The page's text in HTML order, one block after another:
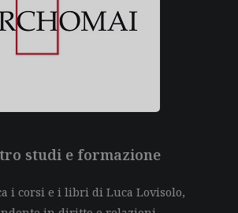
studi e formazione
i corsi e i libri di Luca Lovisolo,